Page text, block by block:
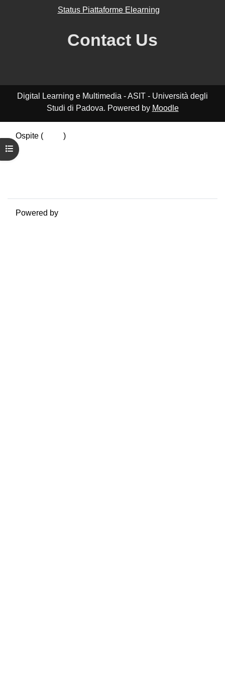
Apri indice del corso
Status Piattaforme Elearning
Contact Us
Digital Learning e Multimedia - ASIT - Università degli
Studi di Padova. Powered by Moodle
Ospite (
)
Riepilogo della conservazione dei dati
Politiche
Powered by